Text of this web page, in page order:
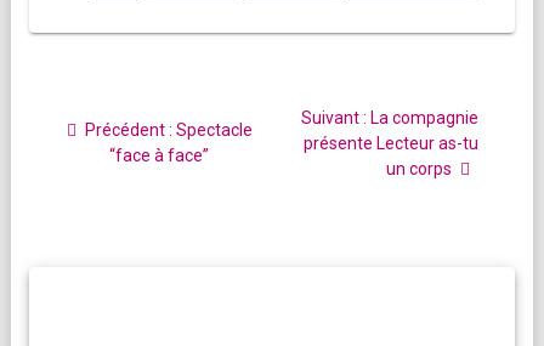
l’article
Précédent : Article
précédent
Spectacle
“face à face”
Suivant : Article
suivant
La compagnie
présente Lecteur as-tu
un corps